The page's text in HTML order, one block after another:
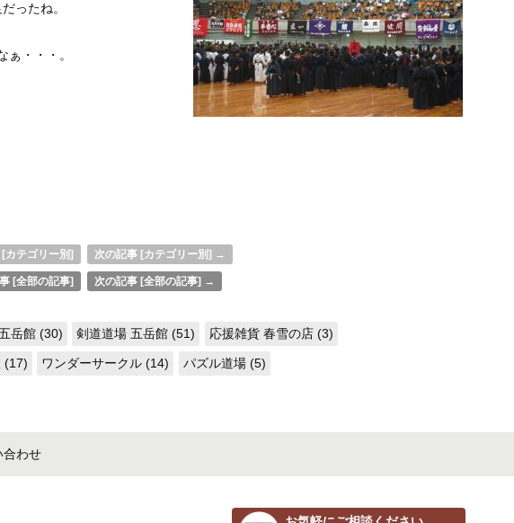
ったね。
ぁ・・・。
カテゴリー別] 次の記事 [カテゴリー別] →
[全部の記事] 次の記事 [全部の記事] →
岳館 (30) 剣道道場 五岳館 (51) 応援雑貨 春雪の店 (3)
(17) ワンダーサークル (14) パズル道場 (5)
合わせ